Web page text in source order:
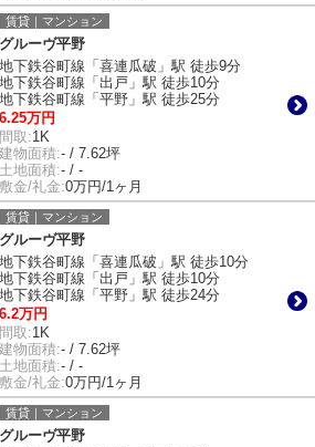
賃貸｜マンション
グルーヴ平野
地下鉄谷町線「喜連瓜破」駅 徒歩9分
地下鉄谷町線「出戸」駅 徒歩10分
地下鉄谷町線「平野」駅 徒歩25分
6.25万円
間取:1K
建物面積:- / 7.62坪
土地面積:- / -
敷金/礼金:0万円/1ヶ月
賃貸｜マンション
グルーヴ平野
地下鉄谷町線「喜連瓜破」駅 徒歩10分
地下鉄谷町線「出戸」駅 徒歩10分
地下鉄谷町線「平野」駅 徒歩24分
6.2万円
間取:1K
建物面積:- / 7.62坪
土地面積:- / -
敷金/礼金:0万円/1ヶ月
賃貸｜マンション
グルーヴ平野